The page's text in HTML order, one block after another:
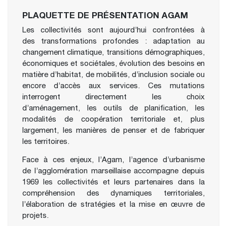
PLAQUETTE DE PRÉSENTATION AGAM
Les collectivités sont aujourd’hui confrontées à
des transformations profondes : adaptation au
changement climatique, transitions démographiques,
économiques et sociétales, évolution des besoins en
matière d’habitat, de mobilités, d’inclusion sociale ou
encore d’accès aux services. Ces mutations
interrogent directement les choix
d’aménagement, les outils de planification, les
modalités de coopération territoriale et, plus
largement, les manières de penser et de fabriquer
les territoires.
Face à ces enjeux, l’Agam, l’agence d’urbanisme
de l’agglomération marseillaise accompagne depuis
1969 les collectivités et leurs partenaires dans la
compréhension des dynamiques territoriales,
l’élaboration de stratégies et la mise en œuvre de
projets.